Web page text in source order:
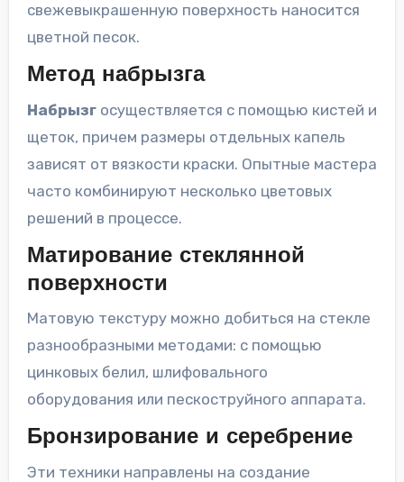
свежевыкрашенную поверхность наносится
цветной песок.
Метод набрызга
Набрызгосуществляется с помощью кистей и
щеток, причем размеры отдельных капель
зависят от вязкости краски. Опытные мастера
часто комбинируют несколько цветовых
решений в процессе.
Матирование стеклянной
поверхности
Матовую текстуру можно добиться на стекле
разнообразными методами: с помощью
цинковых белил, шлифовального
оборудования или пескоструйного аппарата.
Бронзирование и серебрение
Эти техники направлены на создание